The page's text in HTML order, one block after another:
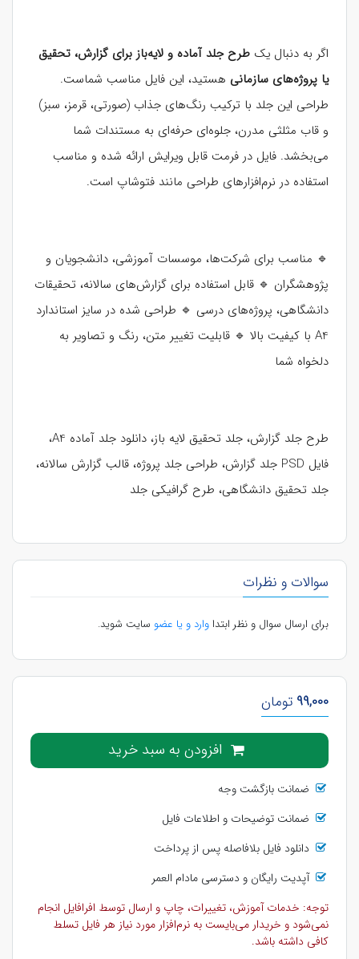
اگر به دنبال یک طرح جلد آماده و لایه‌باز برای گزارش، تحقیق
یا پروژه‌های سازمانی هستید، این فایل مناسب شماست.
طراحی این جلد با ترکیب رنگ‌های جذاب (صورتی، قرمز، سبز)
و قاب مثلثی مدرن، جلوه‌ای حرفه‌ای به مستندات شما
می‌بخشد. فایل در فرمت قابل ویرایش ارائه شده و مناسب
استفاده در نرم‌افزارهای طراحی مانند فتوشاپ است.
🔹 مناسب برای شرکت‌ها، موسسات آموزشی، دانشجویان و
پژوهشگران 🔹 قابل استفاده برای گزارش‌های سالانه، تحقیقات
دانشگاهی، پروژه‌های درسی 🔹 طراحی شده در سایز استاندارد
A4 با کیفیت بالا 🔹 قابلیت تغییر متن، رنگ و تصاویر به
دلخواه شما
طرح جلد گزارش، جلد تحقیق لایه باز، دانلود جلد آماده A4،
فایل PSD جلد گزارش، طراحی جلد پروژه، قالب گزارش سالانه،
جلد تحقیق دانشگاهی، طرح گرافیکی جلد
سوالات و نظرات
برای ارسال سوال و نظر ابتداوارد و یا عضو سایت شوید.
99,000 تومان
افزودن به سبد خرید
ضمانت بازگشت وجه
ضمانت توضیحات و اطلاعات فایل
دانلود فایل بلافاصله پس از پرداخت
آپدیت رایگان و دسترسی مادام العمر
توجه: خدمات آموزش، تغییرات، چاپ و ارسال توسط افرافایل انجام
نمی‌شود و خریدار می‌بایست به نرم‌افزار مورد نیاز هر فایل تسلط
کافی داشته باشد.